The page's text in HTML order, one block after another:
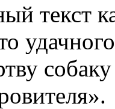
текст